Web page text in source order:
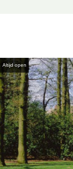
Altijd open